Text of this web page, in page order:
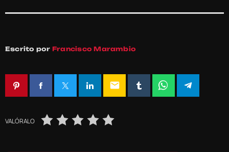
Escrito por Francisco Marambio
email
VALÓRALO